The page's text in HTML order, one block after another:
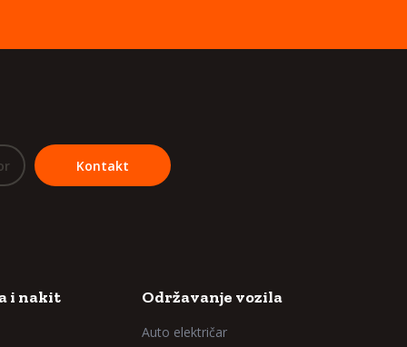
Kontakt
i nakit Održavanje vozila
Auto električar